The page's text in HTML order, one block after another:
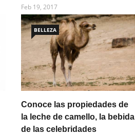
Feb 19, 2017
BELLEZA
Conoce las propiedades de
la leche de camello, la bebida
de las celebridades